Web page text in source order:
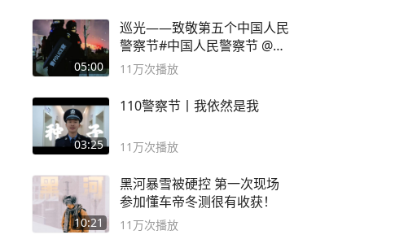
05:00
巡光——致敬第五个中国人民
警察节#中国人民警察节 @抖
音小助手
11万次播放
03:25
110警察节丨我依然是我
11万次播放
10:21
黑河暴雪被硬控 第一次现场
参加懂车帝冬测很有收获！
11万次播放